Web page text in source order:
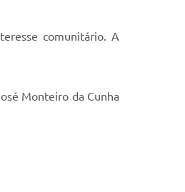
comunitário. A
Monteiro da Cunha